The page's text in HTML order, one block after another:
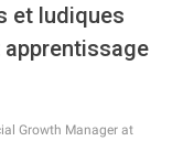
et ludiques
apprentissage
Growth Manager at